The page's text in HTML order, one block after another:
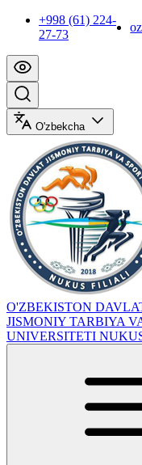
+998 (61) 224-
27-73
O'zbekcha
O'ZBEKISTON
JISMONIY TARBIYA
UNIVERSITETI